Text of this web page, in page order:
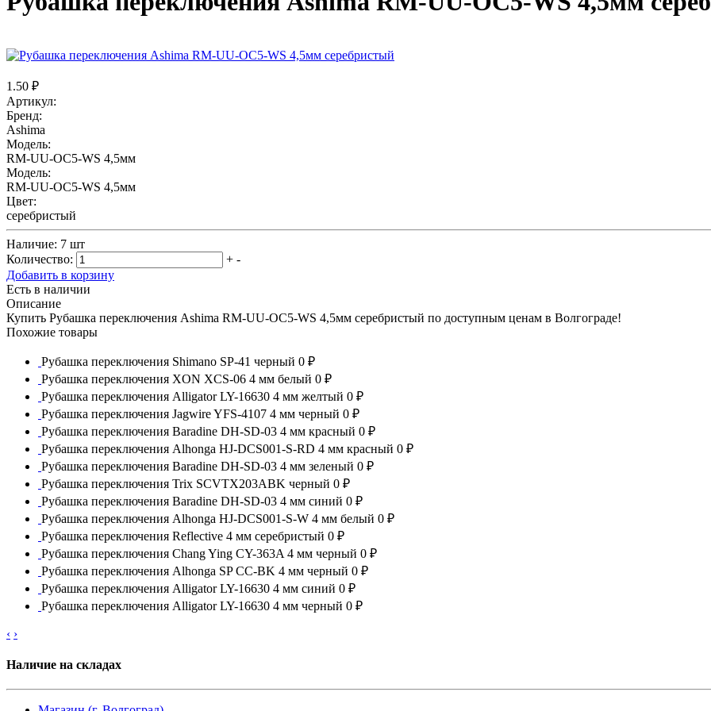
1.50 ₽
Артикул:
Бренд:
Ashima
Модель:
RM-UU-OC5-WS 4,5мм
Модель:
RM-UU-OC5-WS 4,5мм
Цвет:
серебристый
Наличие: 7 шт
Количество:
+ -
Добавить в корзину
Есть в наличии
Описание
Купить Рубашка переключения Ashima RM-UU-OC5-WS 4,5мм серебристый по доступным ценам в Волгограде!
Похожие товары
Рубашка переключения Shimano SP-41 черный 0 ₽
Рубашка переключения XON XCS-06 4 мм белый 0 ₽
Рубашка переключения Alligator LY-16630 4 мм желтый 0 ₽
Рубашка переключения Jagwire YFS-4107 4 мм черный 0 ₽
Рубашка переключения Baradine DH-SD-03 4 мм красный 0 ₽
Рубашка переключения Alhonga HJ-DCS001-S-RD 4 мм красный 0 ₽
Рубашка переключения Baradine DH-SD-03 4 мм зеленый 0 ₽
Рубашка переключения Trix SCVTX203ABK черный 0 ₽
Рубашка переключения Baradine DH-SD-03 4 мм синий 0 ₽
Рубашка переключения Alhonga HJ-DCS001-S-W 4 мм белый 0 ₽
Рубашка переключения Reflective 4 мм серебристый 0 ₽
Рубашка переключения Chang Ying CY-363A 4 мм черный 0 ₽
Рубашка переключения Alhonga SP CC-BK 4 мм черный 0 ₽
Рубашка переключения Alligator LY-16630 4 мм синий 0 ₽
Рубашка переключения Alligator LY-16630 4 мм черный 0 ₽
‹ ›
Наличие на складах